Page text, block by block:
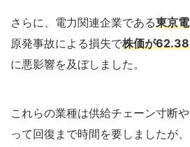
さらに、電力関連企業である東京
原発事故による損失で株価が
に悪影響を及ぼしました。
これらの業種は供給チェーン寸断
って回復まで時間を要しましたが